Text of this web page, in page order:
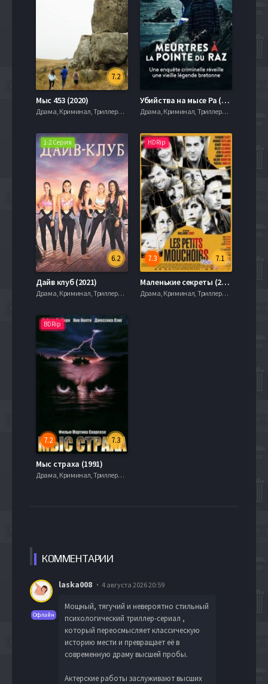
7.2
Мыс 453 (2020)
Драма, Криминал, Триллеры, serial.mob
Убийства на мысе Ра (2021)
Драма, Криминал, Триллеры, serial.mob
1-2 Серия
6.2
Дайв клуб (2021)
Драма, Криминал, Триллеры, serial.mob
HDRip
7.1
7.3
Маленькие секреты (2010)
Драма, Криминал, Триллеры, serial.mob
BDRip
7.3
7.2
Мыс страха (1991)
Драма, Криминал, Триллеры, serial.mob
КОММЕНТАРИИ
Офлайн
laska008 4 августа 2026 20:59
Мощный, тягучий и невероятно стильный
психологический триллер-сериал ,
который переосмысляет классическую
историю мести и превращает её в
современную драму высшей пробы.
Актерские работы заслуживают высших